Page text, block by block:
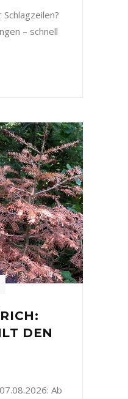
– schnell
DEN
Ab